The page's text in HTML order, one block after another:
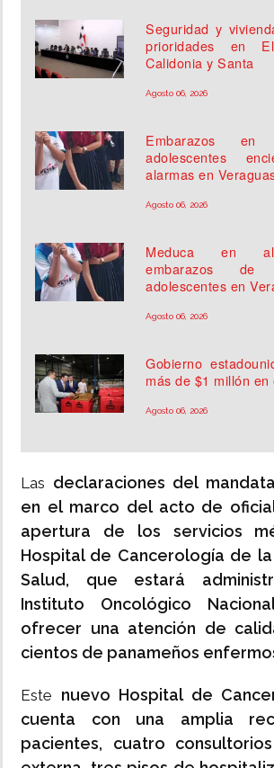
Seguridad y
prioridades en
Calidonia y Santa
Agosto 06, 2026
Embarazos
adolescentes
alarmas en
Agosto 06, 2026
Meduca en
embarazos
adolescentes en
Agosto 06, 2026
Gobierno
más de $1 millón en
Agosto 06, 2026
Las declaraciones del
en el marco del acto de
apertura de los servicios
Hospital de Cancerología de
Salud, que estará
Instituto Oncológico
ofrecer una atención de
cientos de panameños
Este nuevo Hospital de
cuenta con una amplia
pacientes, cuatro